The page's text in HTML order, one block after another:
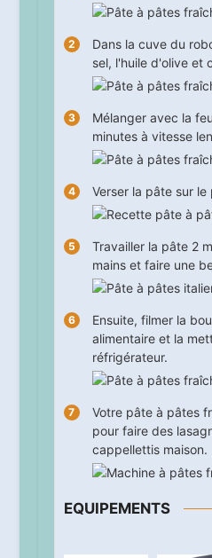
Dans la cuve du
sel, l'huile d'olive et
Mélanger avec la
minutes à vitesse
Verser la pâte sur
Travailler la pâte 2
mains et faire une
Ensuite, filmer la
alimentaire et la
réfrigérateur.
Votre pâte à pâtes
pour faire des
cappellettis maison.
EQUIPEMENTS